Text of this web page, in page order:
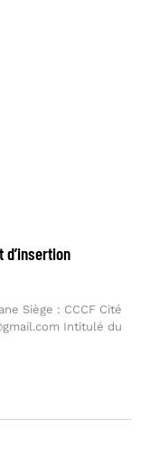
d’insertion
Siège : CCCF Cité
Intitulé du